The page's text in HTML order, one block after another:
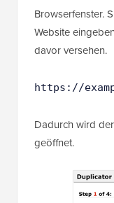
Browserfenster.
Website
davor versehen.
https://
Dadurch wird
geöffnet.